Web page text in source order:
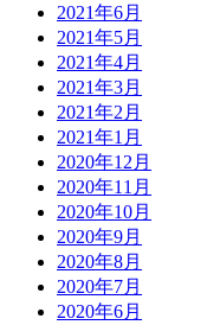
2021年6月
2021年5月
2021年4月
2021年3月
2021年2月
2021年1月
2020年12月
2020年11月
2020年10月
2020年9月
2020年8月
2020年7月
2020年6月